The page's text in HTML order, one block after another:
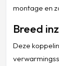
montage en
Breed
Deze